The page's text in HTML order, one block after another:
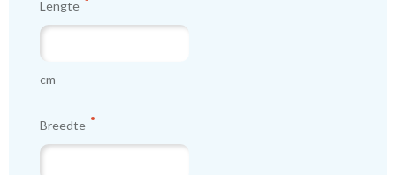
Lengte
cm
Breedte